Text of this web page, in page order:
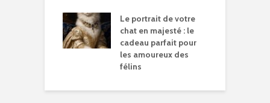
Le portrait de votre
chat en majesté : le
cadeau parfait pour
les amoureux des
félins